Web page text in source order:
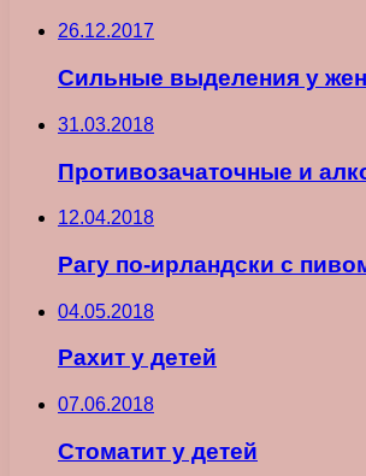
26.12.2017
Сильные выделения у
31.03.2018
Противозачаточные и
12.04.2018
Рагу по-ирландски с
04.05.2018
Рахит у детей
07.06.2018
Стоматит у детей